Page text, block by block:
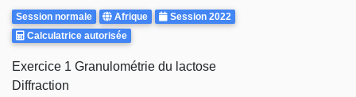
Rattrapages
Session normale
Centre
d'examen
Afrique Annee
Session 2022
Calculatrice
Calculatrice autorisée
Body
Exercice 1 Granulométrie du lactose
Diffraction